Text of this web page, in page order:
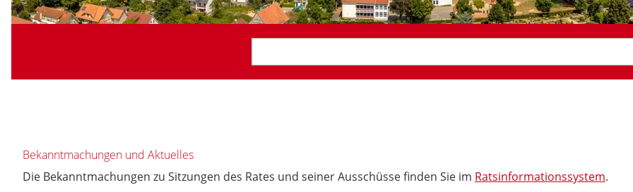
Bekanntmachungen und Aktuelles
Die Bekanntmachungen zu Sitzungen des Rates und seiner Ausschüsse finden Sie im Ratsinformationssystem.